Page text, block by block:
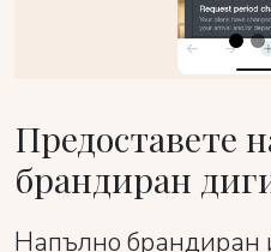
Предоставете
брандиран
Напълно брандиран